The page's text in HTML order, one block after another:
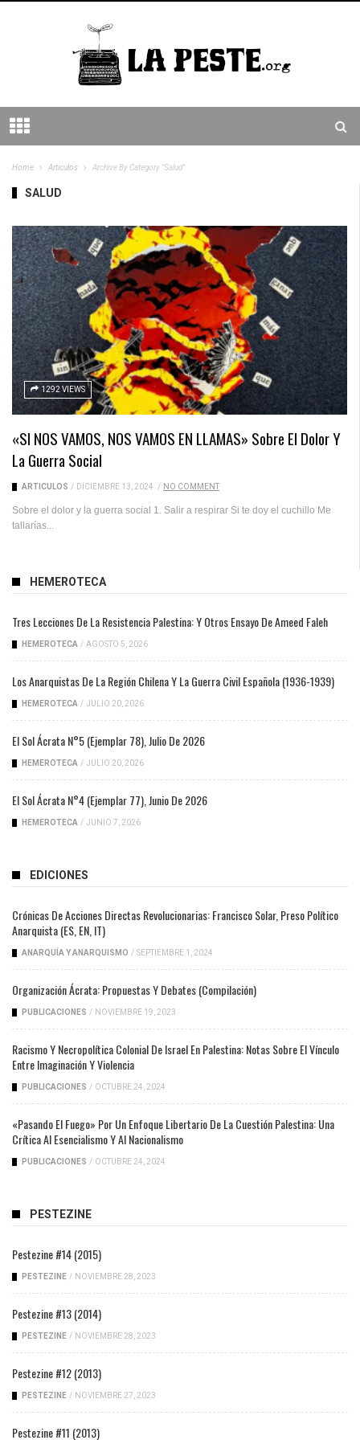
Home Articulos Archive By Category "Salud"
SALUD
1292 VIEWS
«SI NOS VAMOS, NOS VAMOS EN LLAMAS» Sobre El Dolor Y
La Guerra Social
ARTICULOS / DICIEMBRE 13, 2024 / NO COMMENT
Sobre el dolor y la guerra social 1. Salir a respirar Si te doy el cuchillo Me
tallarías...
HEMEROTECA
Tres Lecciones De La Resistencia Palestina: Y Otros Ensayo De Ameed Faleh
HEMEROTECA / AGOSTO 5, 2026
Los Anarquistas De La Región Chilena Y La Guerra Civil Española (1936-1939)
HEMEROTECA / JULIO 20, 2026
El Sol Ácrata N°5 (ejemplar 78), Julio De 2026
HEMEROTECA / JULIO 20, 2026
El Sol Ácrata N°4 (ejemplar 77), Junio De 2026
HEMEROTECA / JUNIO 7, 2026
EDICIONES
Crónicas De Acciones Directas Revolucionarias: Francisco Solar, Preso Político
Anarquista (ES, EN, IT)
ANARQUÍA Y ANARQUISMO / SEPTIEMBRE 1, 2024
Organización Ácrata: Propuestas Y Debates (compilación)
PUBLICACIONES / NOVIEMBRE 19, 2023
Racismo Y Necropolítica Colonial De Israel En Palestina: Notas Sobre El Vínculo
Entre Imaginación Y Violencia
PUBLICACIONES / OCTUBRE 24, 2024
«Pasando El Fuego» Por Un Enfoque Libertario De La Cuestión Palestina: Una
Crítica Al Esencialismo Y Al Nacionalismo
PUBLICACIONES / OCTUBRE 24, 2024
PESTEZINE
Pestezine #14 (2015)
PESTEZINE / NOVIEMBRE 28, 2023
Pestezine #13 (2014)
PESTEZINE / NOVIEMBRE 28, 2023
Pestezine #12 (2013)
PESTEZINE / NOVIEMBRE 27, 2023
Pestezine #11 (2013)